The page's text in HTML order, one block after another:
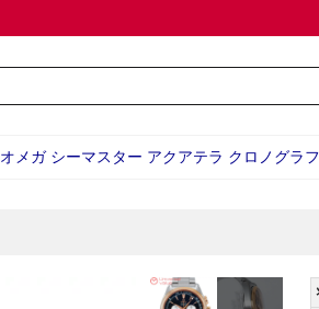
オメガ シーマスター アクアテラ クロノグラ